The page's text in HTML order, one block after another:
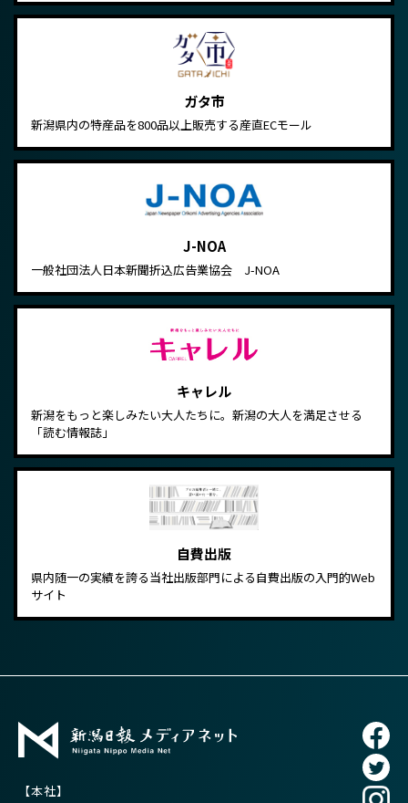
ガタ市
新潟県内の特産品を800品以上販売する産直ECモール
J-NOA
一般社団法人日本新聞折込広告業協会 J-NOA
キャレル
新潟をもっと楽しみたい大人たちに。新潟の大人を満足させる
「読む情報誌」
自費出版
県内随一の実績を誇る当社出版部門による自費出版の入門的Web
サイト
【本社】